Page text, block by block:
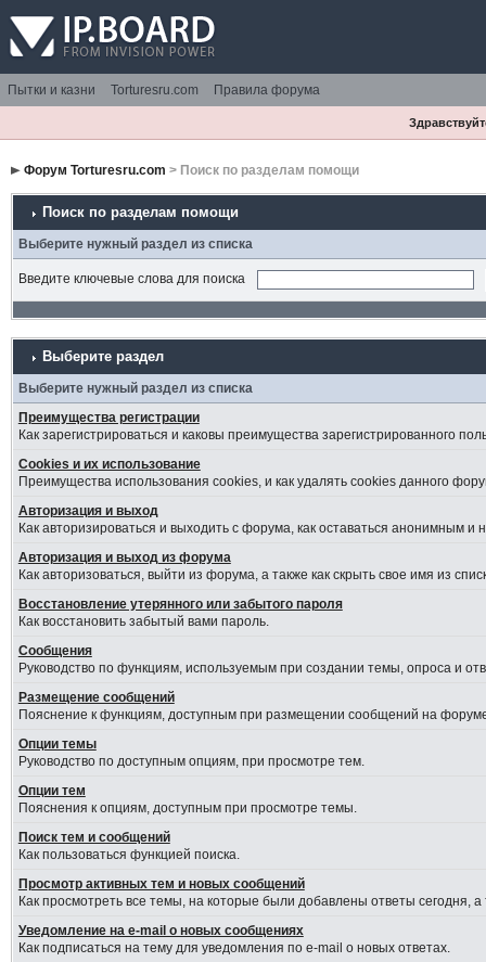
Пытки и казни Torturesru.com Правила форума
Форум Torturesru.com > Поиск по разделам помощи
Поиск по разделам помощи
Выберите нужный раздел из списка
Введите ключевые слова для поиска
Выберите раздел
Выберите нужный раздел из списка
Преимущества регистрации
Как зарегистрироваться и каковы преимущества зарегистрированного
Cookies и их использование
Преимущества использования cookies, и как удалять cookies данного
Авторизация и выход
Как авторизироваться и выходить с форума, как оставаться анонимным
Авторизация и выход из форума
Как авторизоваться, выйти из форума, а также как скрыть свое имя из
Восстановление утерянного или забытого пароля
Как восстановить забытый вами пароль.
Сообщения
Руководство по функциям, используемым при создании темы, опроса и
Размещение сообщений
Пояснение к функциям, доступным при размещении сообщений на
Опции темы
Руководство по доступным опциям, при просмотре тем.
Опции тем
Пояснения к опциям, доступным при просмотре темы.
Поиск тем и сообщений
Как пользоваться функцией поиска.
Просмотр активных тем и новых сообщений
Как просмотреть все темы, на которые были добавлены ответы сегодня,
Уведомление на e-mail о новых сообщениях
Как подписаться на тему для уведомления по e-mail о новых ответах.